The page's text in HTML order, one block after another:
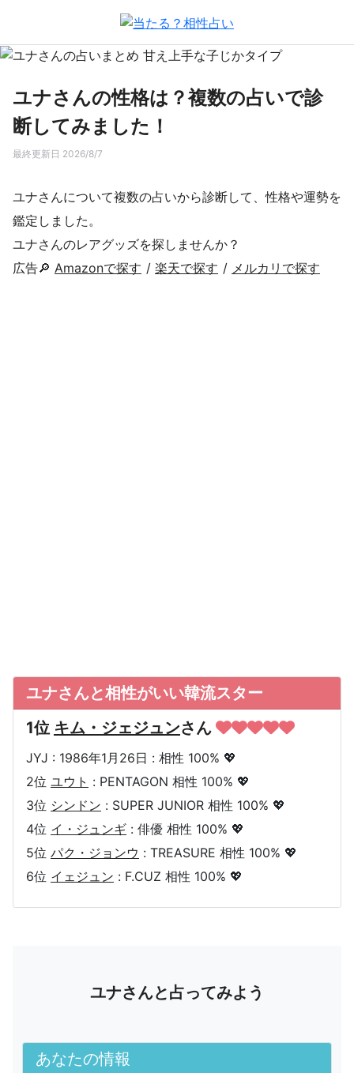
ユナさんの性格は？複数の占いで診
断してみました！
最終更新日 2026/8/7
ユナさんについて複数の占いから診断して、性格や運勢を
鑑定しました。
ユナさんのレアグッズを探しませんか？
広告🔎 Amazonで探す / 楽天で探す / メルカリで探す
ユナさんと相性がいい韓流スター
1位 キム・ジェジュンさん
JYJ : 1986年1月26日 : 相性 100% 💖
2位 ユウト : PENTAGON 相性 100% 💖
3位 シンドン : SUPER JUNIOR 相性 100% 💖
4位 イ・ジュンギ : 俳優 相性 100% 💖
5位 パク・ジョンウ : TREASURE 相性 100% 💖
6位 イェジュン : F.CUZ 相性 100% 💖
ユナさんと占ってみよう
あなたの情報